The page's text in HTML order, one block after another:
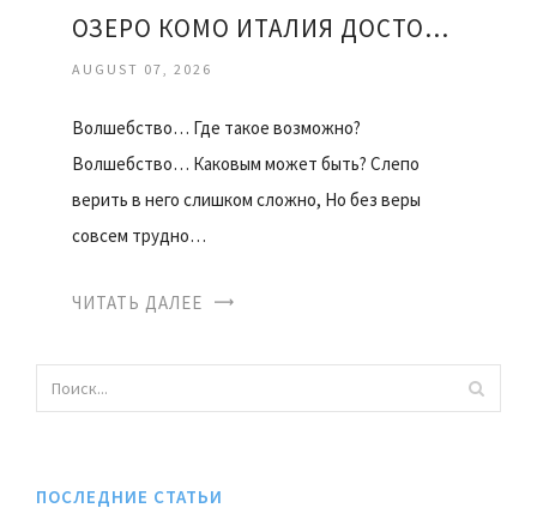
ОЗЕРО КОМО ИТАЛИЯ ДОСТОПРИМЕЧАТЕЛЬНОСТИ
AUGUST 07, 2026
Волшебство… Где такое возможно?
Волшебство… Каковым может быть? Слепо
верить в него слишком сложно, Но без веры
совсем трудно…
ЧИТАТЬ ДАЛЕЕ
ПОСЛЕДНИЕ СТАТЬИ